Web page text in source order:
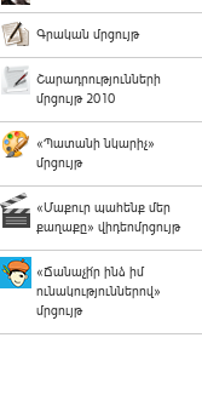
Գրական մրցույթ
Շարադրությունների
մրցույթ 2010
«Պատանի նկարիչ»
մրցույթ
«Մաքուր պահենք մեր
քաղաքը» վիդեոմրցույթ
«Ճանաչի՛ր ինձ իմ
ունակություններով»
մրցույթ